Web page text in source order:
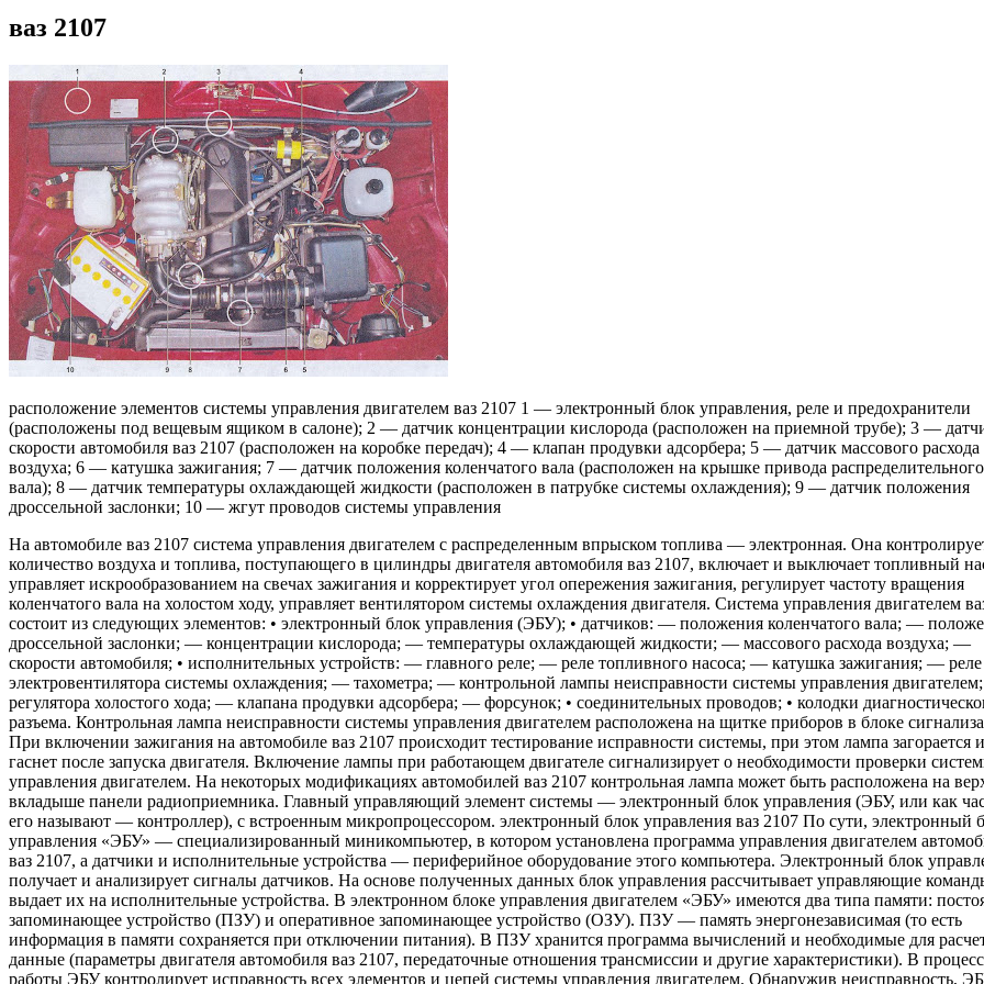
ваз 2107
расположение элементов системы управления двигателем ваз 2107 1 — электронный блок управления, реле и предохранители
(расположены под вещевым ящиком в салоне); 2 — датчик концентрации кислорода (расположен на приемной трубе); 3 —
скорости автомобиля ваз 2107 (расположен на коробке передач); 4 — клапан продувки адсорбера; 5 — датчик массового расхода
воздуха; 6 — катушка зажигания; 7 — датчик положения коленчатого вала (расположен на крышке привода распределительного
вала); 8 — датчик температуры охлаждающей жидкости (расположен в патрубке системы охлаждения); 9 — датчик положения
дроссельной заслонки; 10 — жгут проводов системы управления
На автомобиле ваз 2107 система управления двигателем с распределенным впрыском топлива — электронная. Она
количество воздуха и топлива, поступающего в цилиндры двигателя автомобиля ваз 2107, включает и выключает топливный
управляет искрообразованием на свечах зажигания и корректирует угол опережения зажигания, регулирует частоту вращения
коленчатого вала на холостом ходу, управляет вентилятором системы охлаждения двигателя. Система управления двигателем
состоит из следующих элементов: • электронный блок управления (ЭБУ); • датчиков: — положения коленчатого вала; —
дроссельной заслонки; — концентрации кислорода; — температуры охлаждающей жидкости; — массового расхода воздуха; —
скорости автомобиля; • исполнительных устройств: — главного реле; — реле топливного насоса; — катушка зажигания; — реле
электровентилятора системы охлаждения; — тахометра; — контрольной лампы неисправности системы управления
регулятора холостого хода; — клапана продувки адсорбера; — форсунок; • соединительных проводов; • колодки
разъема. Контрольная лампа неисправности системы управления двигателем расположена на щитке приборов в блоке
При включении зажигания на автомобиле ваз 2107 происходит тестирование исправности системы, при этом лампа загорается и
гаснет после запуска двигателя. Включение лампы при работающем двигателе сигнализирует о необходимости проверки
управления двигателем. На некоторых модификациях автомобилей ваз 2107 контрольная лампа может быть расположена на
вкладыше панели радиоприемника. Главный управляющий элемент системы — электронный блок управления (ЭБУ, или как
его называют — контроллер), с встроенным микропроцессором. электронный блок управления ваз 2107 По сути, электронный
управления «ЭБУ» — специализированный миникомпьютер, в котором установлена программа управления двигателем
ваз 2107, а датчики и исполнительные устройства — периферийное оборудование этого компьютера. Электронный блок
получает и анализирует сигналы датчиков. На основе полученных данных блок управления рассчитывает управляющие
выдает их на исполнительные устройства. В электронном блоке управления двигателем «ЭБУ» имеются два типа памяти:
запоминающее устройство (ПЗУ) и оперативное запоминающее устройство (ОЗУ). ПЗУ — память энергонезависимая (то есть
информация в памяти сохраняется при отключении питания). В ПЗУ хранится программа вычислений и необходимые для
данные (параметры двигателя автомобиля ваз 2107, передаточные отношения трансмиссии и другие характеристики). В
работы ЭБУ контролирует исправность всех элементов и цепей системы управления двигателем. Обнаружив неисправность,